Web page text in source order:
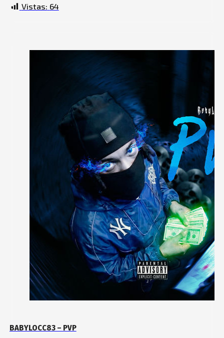
Vistas: 64
BABYLOCC83 – PVP